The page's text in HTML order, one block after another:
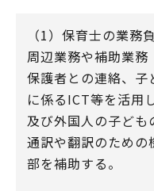
（1）保育士の業務
周辺業務や補助業
保護者との連絡、子
に係るICT等を活用
及び外国人の子ども
通訳や翻訳のため
部を補助する。